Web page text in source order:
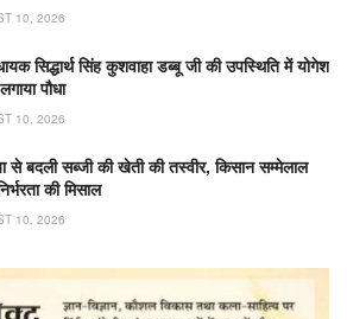
10, 2026
सिद्धार्थ सिंह कुशवाहा डब्बू जी की उपस्थिति में योगेश
पौधा
10, 2026
से बदली सब्जी की खेती की तस्वीर, किसान सम्मेलाल
की मिसाल
10, 2026